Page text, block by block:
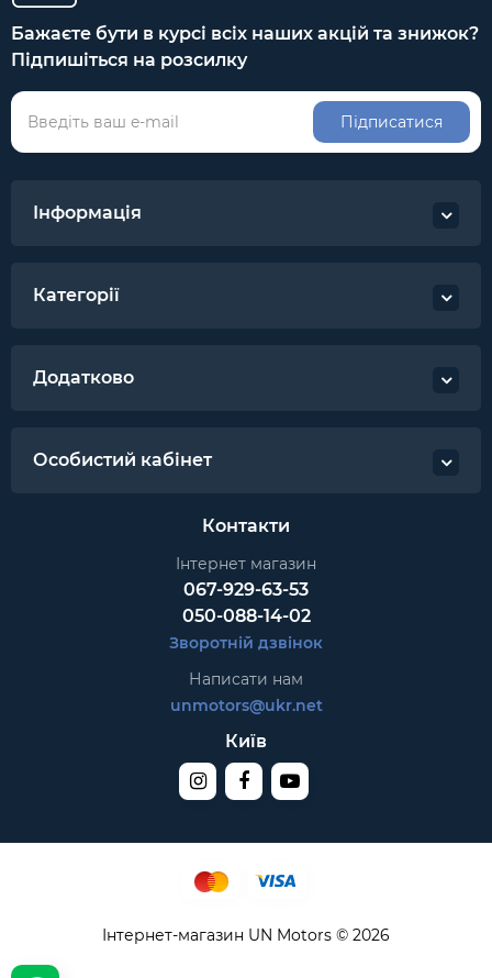
Бажаєте бути в курсі всіх наших акцій та знижок?
Підпишіться на розсилку
Підписатися
Інформація
Категорії
Додатково
Особистий кабінет
Контакти
Інтернет магазин
067-929-63-53
050-088-14-02
Зворотній дзвінок
Написати нам
unmotors@ukr.net
Київ
Інтернет-магазин UN Motors © 2026